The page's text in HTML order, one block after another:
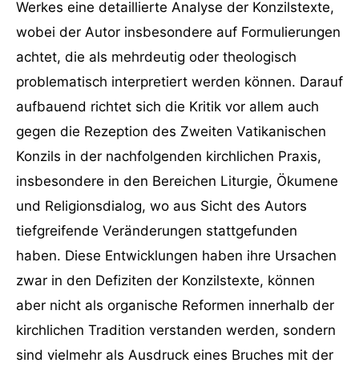
Werkes eine detaillierte Analyse der Konzilstexte,
wobei der Autor insbesondere auf Formulierungen
achtet, die als mehrdeutig oder theologisch
problematisch interpretiert werden können. Darauf
aufbauend richtet sich die Kritik vor allem auch
gegen die Rezeption des Zweiten Vatikanischen
Konzils in der nachfolgenden kirchlichen Praxis,
insbesondere in den Bereichen Liturgie, Ökumene
und Religionsdialog, wo aus Sicht des Autors
tiefgreifende Veränderungen stattgefunden
haben. Diese Entwicklungen haben ihre Ursachen
zwar in den Defiziten der Konzilstexte, können
aber nicht als organische Reformen innerhalb der
kirchlichen Tradition verstanden werden, sondern
sind vielmehr als Ausdruck eines Bruches mit der